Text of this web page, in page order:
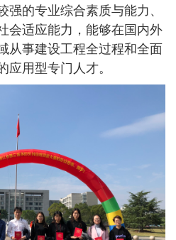
强的专业综合素质与能力、
会适应能力，能够在国内外
从事建设工程全过程和全面
应用型专门人才。